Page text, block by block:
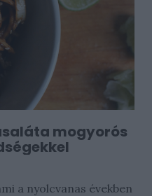
mogyorós
a nyolcvanas években